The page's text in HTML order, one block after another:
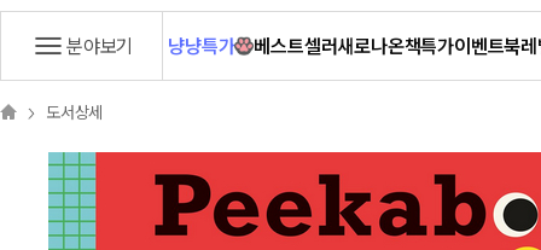
분야보기 냥냥특가 베스트셀러새로나온책특가이벤트북
도서상세